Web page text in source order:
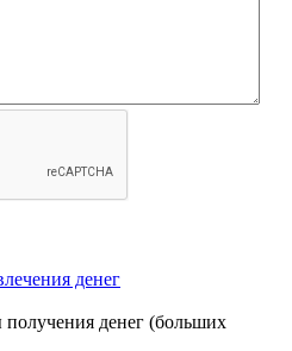
денег
денег (больших